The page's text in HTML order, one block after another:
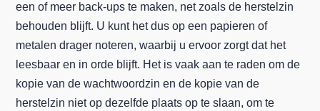
een of meer back-ups te maken, net zoals de herstelzin
behouden blijft. U kunt het dus op een papieren of
metalen drager noteren, waarbij u ervoor zorgt dat het
leesbaar en in orde blijft. Het is vaak aan te raden om de
kopie van de wachtwoordzin en de kopie van de
herstelzin niet op dezelfde plaats op te slaan, om te